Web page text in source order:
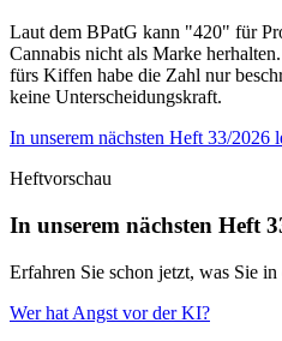
Laut dem BPatG kann "420" für
Cannabis nicht als Marke
fürs Kiffen habe die Zahl nur
keine Unterscheidungskraft.
In unserem nächsten Heft 33/2026
Heftvorschau
In unserem nächsten Heft
Erfahren Sie schon jetzt, was Sie
Wer hat Angst vor der KI?